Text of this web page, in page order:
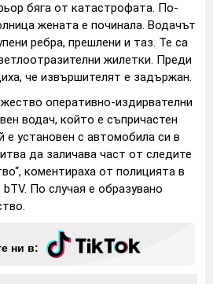
бяга от катастрофата. По-
жената е починала. Водачът
ребра, прешлени и таз. Те са
жилетки. Преди
че извършителят е задържан.
оперативно-издирвателни
водач, който е съпричастен
установен с автомобила си в
да заличава част от следите
коментираха от полицията в
По случая е образувано
ни в: